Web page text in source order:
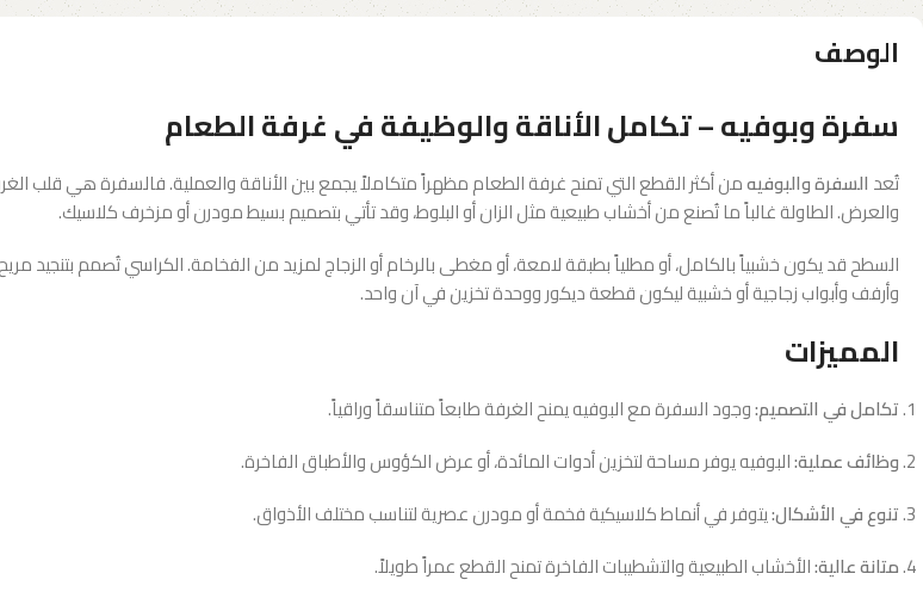
الوصف
سفرة وبوفيه – تكامل الأناقة والوظيفة في غرفة الطعام
تُعد السفرة والبوفيهمن أكثر القطع التي تمنح غرفة الطعام مظهراً متكاملاً يجمع بين الأناقة والعملية. فالسفرة هي قلب
والعرض. الطاولة غالباً ما تُصنع من أخشاب طبيعية مثل الزان أو البلوط، وقد تأتي بتصميم بسيط مودرن أو مزخرف كلاسيك.
السطح قد يكون خشبياً بالكامل، أو مطلياً بطبقة لامعة، أو مغطى بالرخام أو الزجاج لمزيد من الفخامة. الكراسي تُصمم بتنجيد مريح
وأرفف وأبواب زجاجية أو خشبية ليكون قطعة ديكور ووحدة تخزين في آن واحد.
المميزات
تكامل في التصميم:وجود السفرة مع البوفيه يمنح الغرفة طابعاً متناسقاً وراقياً.
وظائف عملية:البوفيه يوفر مساحة لتخزين أدوات المائدة، أو عرض الكؤوس والأطباق الفاخرة.
تنوع في الأشكال:يتوفر في أنماط كلاسيكية فخمة أو مودرن عصرية لتناسب مختلف الأذواق.
متانة عالية:الأخشاب الطبيعية والتشطيبات الفاخرة تمنح القطع عمراً طويلاً.